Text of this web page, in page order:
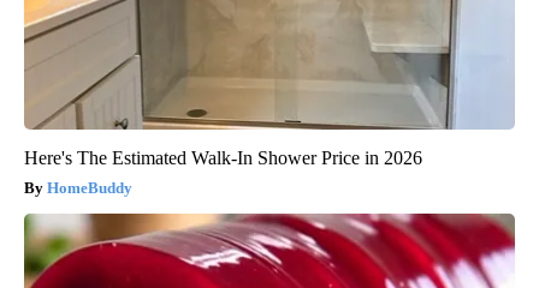
Here's The Estimated Walk-In Shower Price in 2026
HomeBuddy